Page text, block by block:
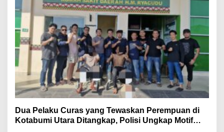
Dua Pelaku Curas yang Tewaskan Perempuan di
Kotabumi Utara Ditangkap, Polisi Ungkap Motif